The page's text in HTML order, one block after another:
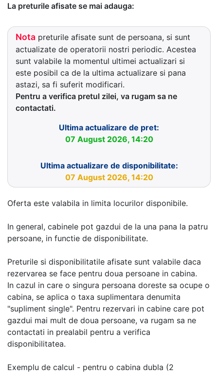
La preturile afisate se mai adauga:
Nota preturile afisate sunt de persoana, si sunt
actualizate de operatorii nostri periodic. Acestea
sunt valabile la momentul ultimei actualizari si
este posibil ca de la ultima actualizare si pana
astazi, sa fi suferit modificari.
Pentru a verifica pretul zilei, va rugam sa ne
contactati.
Ultima actualizare de pret:
07 August 2026, 14:20
Ultima actualizare de disponibilitate:
07 August 2026, 14:20
Oferta este valabila in limita locurilor disponibile.
In general, cabinele pot gazdui de la una pana la patru
persoane, in functie de disponibilitate.
Preturile si disponibilitatile afisate sunt valabile daca
rezervarea se face pentru doua persoane in cabina.
In cazul in care o singura persoana doreste sa ocupe o
cabina, se aplica o taxa suplimentara denumita
"supliment single". Pentru rezervari in cabine care pot
gazdui mai mult de doua persoane, va rugam sa ne
contactati in prealabil pentru a verifica
disponibilitatea.
Exemplu de calcul - pentru o cabina dubla (2